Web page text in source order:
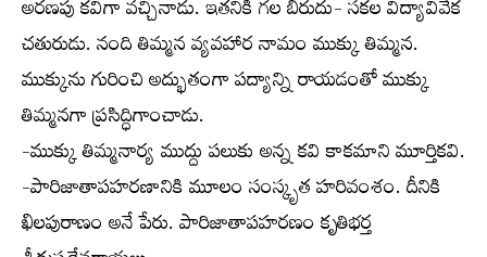
అరణపు కవిగా వచ్చినాడు. ఇతనికి గల బిరుదు- సకల విద్యావివేక
చతురుడు. నంది తిమ్మన వ్యవహార నామం ముక్కు తిమ్మన.
ముక్కును గురించి అద్భుతంగా పద్యాన్ని రాయడంతో ముక్కు
తిమ్మనగా ప్రసిద్ధిగాంచాడు.
-ముక్కు తిమ్మనార్య ముద్దు పలుకు అన్న కవి కాకమాని మూర్తికవి.
-పారిజాతాపహరణానికి మూలం సంస్కృత హరివంశం. దీనికి
ఖిలపురాణం అనే పేరు. పారిజాతాపహరణం కృతిభర్త